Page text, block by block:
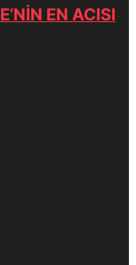
EN ACISI